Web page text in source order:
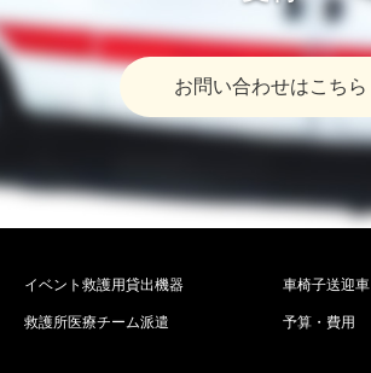
お問い合わせはこちら
イベント救護用貸出機器
救護所医療チーム派遣
車椅子送迎車
予算・費用